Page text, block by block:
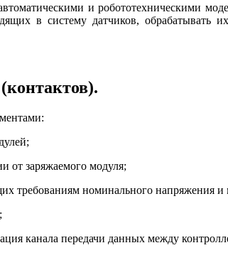
и робототехническими
в систему датчиков, обрабатывать
от заряжаемого модуля;
требованиям номинального напряжения
канала передачи данных между